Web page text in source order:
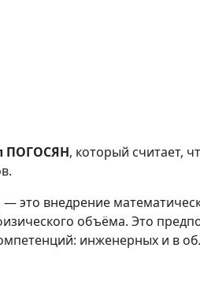
ПОГОСЯН, который считает,
внедрение
объёма. Это
инженерных и в